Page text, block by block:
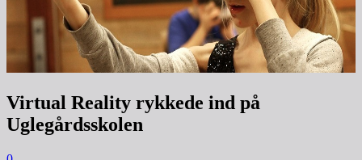
Virtual Reality rykkede ind på
Uglegårdsskolen